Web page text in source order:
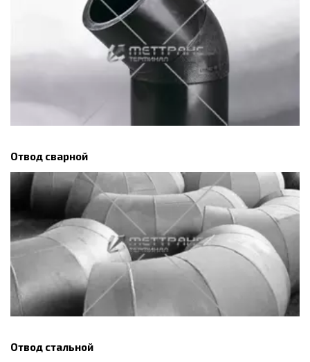
Отвод сварной
Отвод стальной